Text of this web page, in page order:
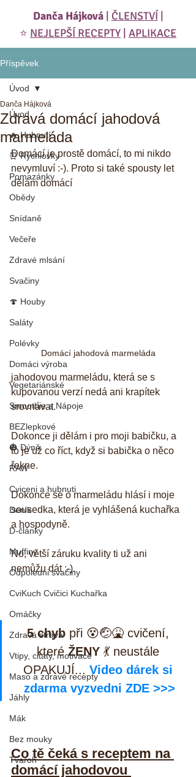
Danča Hájková| ČLENSTVÍ
⭐️ NEJLEPŠÍ RECEPTY APLIKACE
Příspěvek
Úvod
🔥 Hubnutí
⏰ Rychlovky
Pomazánky
Obědy
Snídaně
Večeře
Zdravé mlsání
Svačiny
🍄 Houby
Saláty
Polévky
Domáci výroba
Vegetariánské
Smoothie a Nápoje
BEZlepkové
🎃 Dýně
RAW
Cviceni a hubnuti
Denik
D-články
Muffiny
Odpoledni svačiny
CviKuch Cvičici Kuchařka
Omáčky
Zdravá strava
Vtipy, citáty, motivace
Maso a zdravé recepty
Jáhly
Mák
Bez mouky
Tvaroh
Úvod
Zdravá domácí jahodová
marmeláda
Danča Hájková
Domácí je prostě domácí, to mi nikdo
nevymluví :-). Proto si také spousty let
dělám domácí
Domácí jahodová marmeláda
jahodovou marmeládu, která se s
kupovanou verzí nedá ani krapítek
srovnávat.
Dokonce ji dělám i pro moji babičku, a
to je už co říct, když si babička o něco
řekne.
Dokonce se o marmeládu hlásí i moje
sousedka, která je vyhlášená kuchařka
a hospodyně.
No, větší záruku kvality ti už ani
nemůžu dát :-).
5 chyb při 😵🤕🤮 cvičení,
které ŽENY 💃 neustále
OPAKUJÍ... Video dárek si
zdarma vyzvedni ZDE >>>
Co tě čeká s receptem na
domácí jahodovou